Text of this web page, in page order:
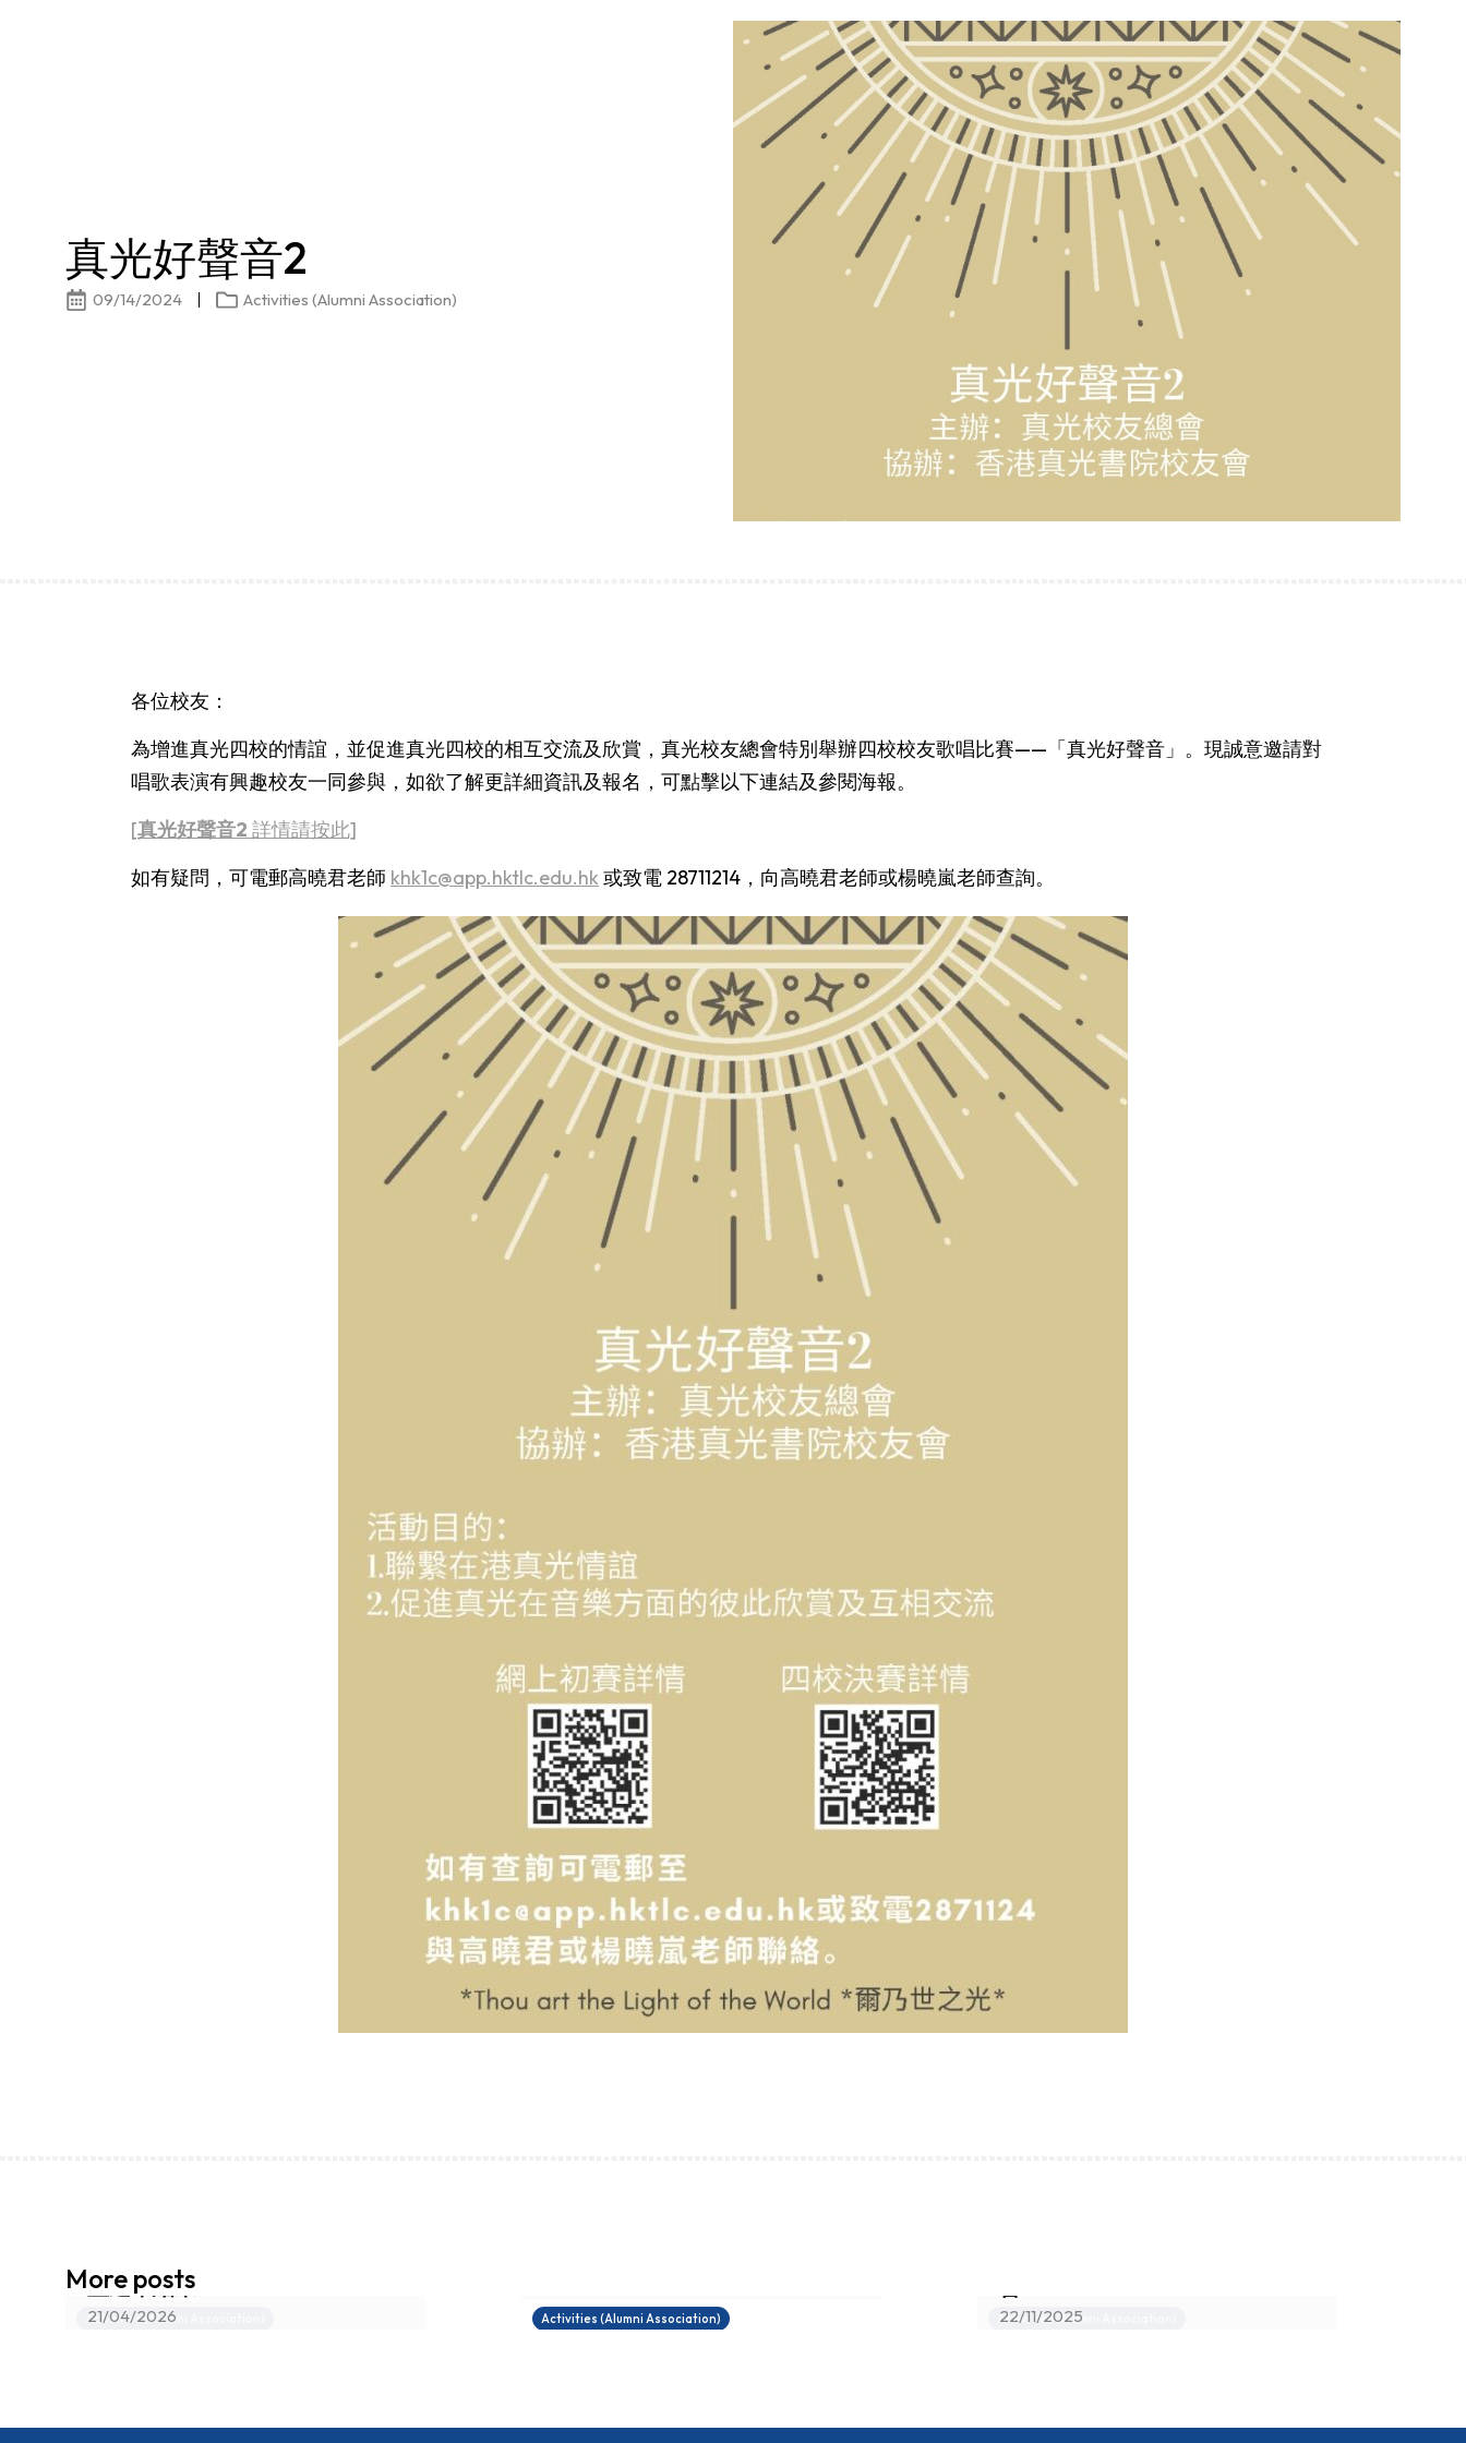
真光好聲音2
09/14/2024 Activities (Alumni Association)
各位校友：
為增進真光四校的情誼，並促進真光四校的相互交流及欣賞， 真光校友總會特別舉辦四校校友歌唱比賽——「真光好聲音」。 現誠意邀請對
唱歌表演有興趣校友一同參與， 如欲了解更詳細資訊及報名，可點擊以下連結及參閱海報。
[真光好聲音2 詳情請按此]
如有疑問，可電郵高曉君老師 khk1c@app.hktlc.edu.hk 或致電 28711214，向高曉君老師或楊曉嵐老師查詢。
More posts
Activities (Alumni Association)
董選舉結果
21/04/2026 Activities (Alumni Association) Activities (Alumni Association)
22/11/2025